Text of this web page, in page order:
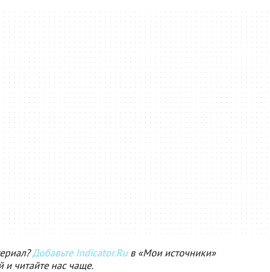
Добавьте Indicator.Ruв «Мои источники»
и читайте нас чаще.